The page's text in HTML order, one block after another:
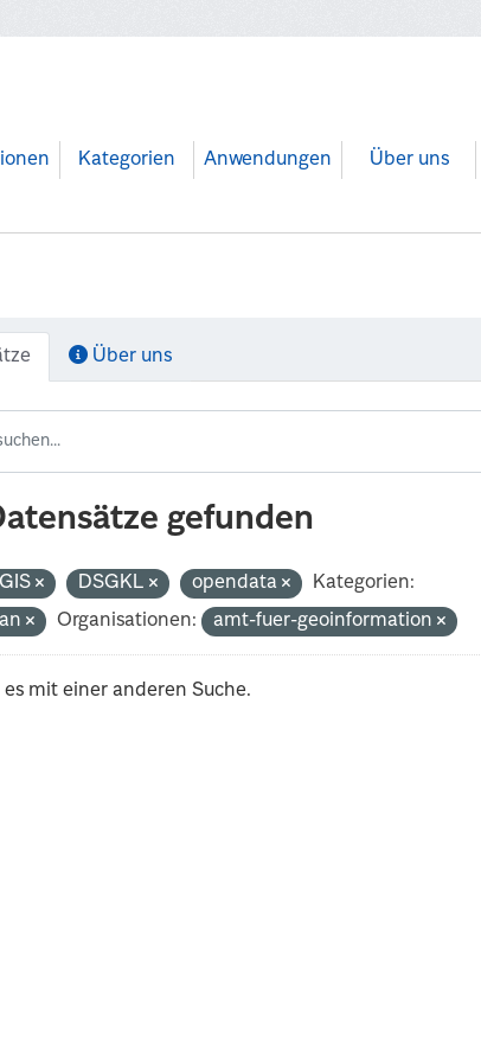
Kategorien Anwendungen Über uns
Über uns
gefunden
DSGKL opendata
Kategorien:
Organisationen: amt-fuer-geoinformation
es mit einer anderen Suche.